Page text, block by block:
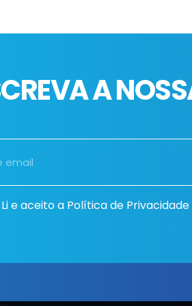
A
Li e aceito a Política de